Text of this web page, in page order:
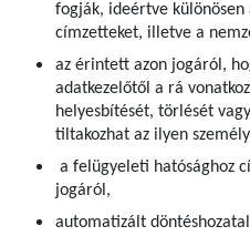
fogják, ideértve
címzetteket, illetve a
az érintett azon jogáról,
adatkezelőtől a rá
helyesbítését, törlését
tiltakozhat az ilyen
a felügyeleti hatósághoz
jogáról,
automatizált